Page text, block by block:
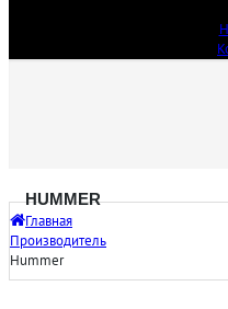
Главная
Производитель
Hummer
HUMMER